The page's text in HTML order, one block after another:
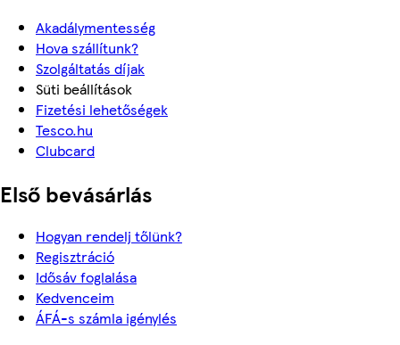
Akadálymentesség
Hova szállítunk?
Szolgáltatás díjak
Süti beállítások
Fizetési lehetőségek
Tesco.hu
Clubcard
Első bevásárlás
Hogyan rendelj tőlünk?
Regisztráció
Idősáv foglalása
Kedvenceim
ÁFÁ-s számla igénylés